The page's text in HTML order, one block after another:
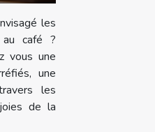
les
au café ?
vous une
une
les
de la